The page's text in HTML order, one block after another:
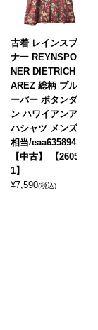
古着 レインスプー
ナー REYNSPOO
NER DIETRICH V
AREZ 総柄 プルオ
ーバー ボタンダウ
ン ハワイアンアロ
ハシャツ メンズXL
相当/eaa635894
【中古】 【26051
1】
¥7,590(税込)